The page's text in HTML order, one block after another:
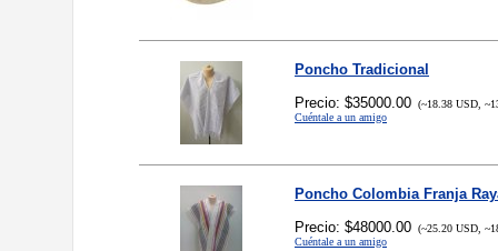
Poncho Tradicional
Precio: $35000.00 (~18.38 USD,
Cuéntale a un amigo
Poncho Colombia Franja
Precio: $48000.00 (~25.20 USD,
Cuéntale a un amigo